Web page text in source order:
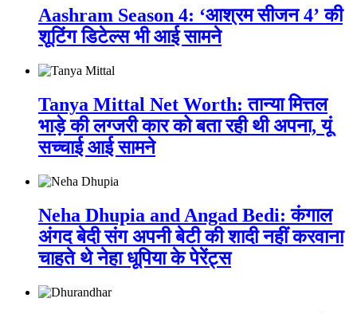
Aashram Season 4: ‘आश्रम सीजन 4’ की
शूटिंग डिटेल्स भी आई सामने
Tanya Mittal Net Worth: तान्या मित्तल
भाड़े की लग्जरी कार को बता रही थी अपना, यूं
सच्चाई आई सामने
Neha Dhupia and Angad Bedi: कंगाल
अंगद बेदी संग अपनी बेटी की शादी नहीं करवाना
चाहते थे नेहा धूपिया के पेरेंट्स